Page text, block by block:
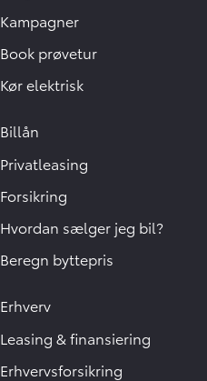
Kampagner
Book prøvetur
Kør elektrisk
Billån
Privatleasing
Forsikring
Hvordan sælger jeg bil?
Beregn byttepris
Erhverv
Leasing & finansiering
Erhvervsforsikring